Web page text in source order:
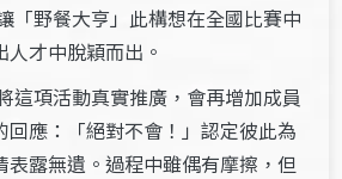
「野餐大亨」此構想在全國比賽中
才中脫穎而出。
這項活動真實推廣，會再增加成員
回應：「絕對不會！」認定彼此為
表露無遺。過程中雖偶有摩擦，但